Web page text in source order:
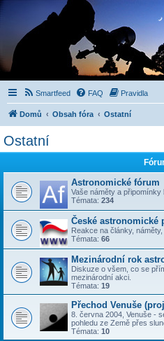
Smartfeed FAQ Pravidla
Domů Obsah fóra Ostatní
Ostatní
Astronomické fórum
Vaše náměty a připomínky
Témata: 234
České astronomické
Reakce na články,
Témata: 66
Mezinárodní rok
Diskuze o všem, co se
mezinárodní akci.
Témata: 19
Přechod Venuše
8. června 2004, Venuše -
pohledu ze Země přes
Témata: 10